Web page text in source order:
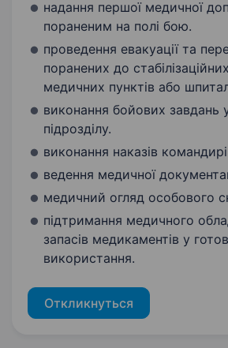
надання першої медичної
пораненим на полі бою.
проведення евакуації та
поранених до
медичних пунктів або
виконання бойових завдань
підрозділу.
виконання наказів
ведення медичної
медичний огляд особового
підтримання медичного
запасів медикаментів у
використання.
Откликнуться